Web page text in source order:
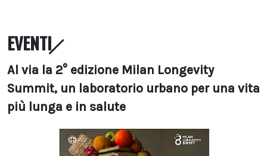
EVENTI
Al via la 2° edizione Milan Longevity
Summit, un laboratorio urbano per una vita
più lunga e in salute